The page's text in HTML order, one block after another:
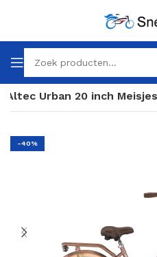
Altec Urban 20 inch
-40%